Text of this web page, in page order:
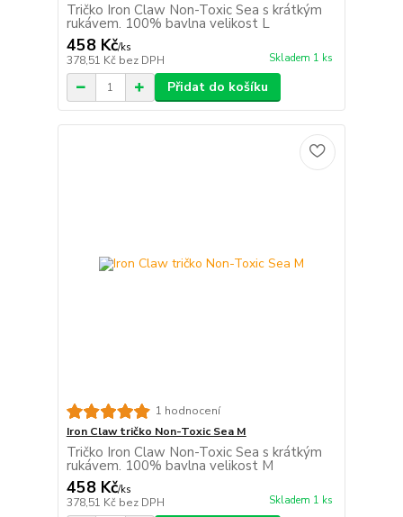
Tričko Iron Claw Non-Toxic Sea s krátkým
rukávem. 100% bavlna velikost L
458 Kč/ks
378,51 Kč bez DPH Skladem 1 ks
Přidat do košíku
1 hodnocení
Iron Claw tričko Non-Toxic Sea M
Tričko Iron Claw Non-Toxic Sea s krátkým
rukávem. 100% bavlna velikost M
458 Kč/ks
378,51 Kč bez DPH Skladem 1 ks